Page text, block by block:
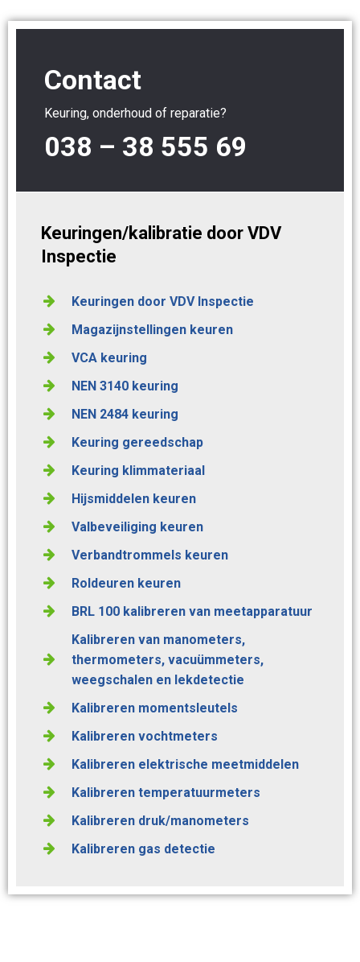
Contact
Keuring, onderhoud of reparatie?
038 – 38 555 69
Keuringen/kalibratie door VDV
Inspectie
Keuringen door VDV Inspectie
Magazijnstellingen keuren
VCA keuring
NEN 3140 keuring
NEN 2484 keuring
Keuring gereedschap
Keuring klimmateriaal
Hijsmiddelen keuren
Valbeveiliging keuren
Verbandtrommels keuren
Roldeuren keuren
BRL 100 kalibreren van meetapparatuur
Kalibreren van manometers,
thermometers, vacuümmeters,
weegschalen en lekdetectie
Kalibreren momentsleutels
Kalibreren vochtmeters
Kalibreren elektrische meetmiddelen
Kalibreren temperatuurmeters
Kalibreren druk/manometers
Kalibreren gas detectie